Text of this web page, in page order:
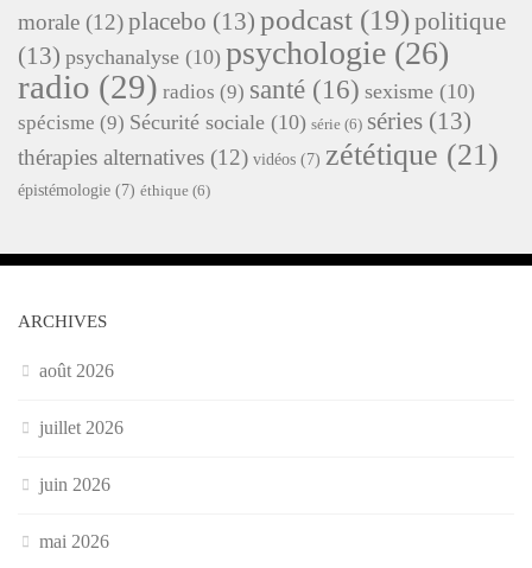
morale (12)placebo (13) podcast (19)politique
(13) psychanalyse (10) psychologie (26)
radio (29) radios (9) santé (16) sexisme (10)
spécisme (9) Sécurité sociale (10) série (6) séries (13)
thérapies alternatives (12) vidéos (7) zététique (21)
épistémologie (7) éthique (6)
ARCHIVES
août 2026
juillet 2026
juin 2026
mai 2026